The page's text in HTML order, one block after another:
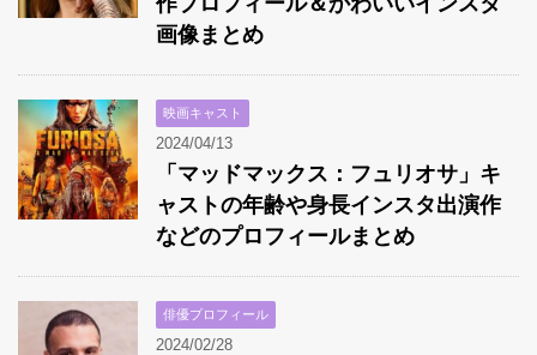
画像まとめ
映画キャスト
2024/04/13
「マッドマックス：フュリオサ」キ
ャストの年齢や身長インスタ出演作
などのプロフィールまとめ
俳優プロフィール
2024/02/28